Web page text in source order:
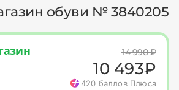
обуви № 3840205
14 990₽
10 493₽
420 баллов Плюса